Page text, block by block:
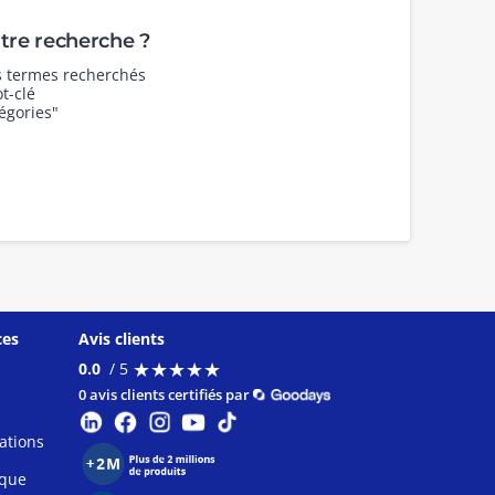
recherche ?
recherchés
clé
Avis clients
0.0 / 5 ★★★★★
★★★★★
0 avis clients certifiés par